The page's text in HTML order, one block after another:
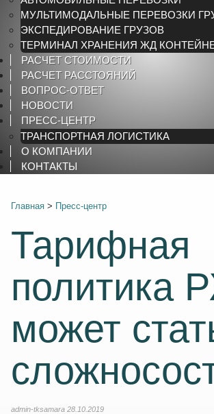
МУЛЬТИМОДАЛЬНЫЕ ПЕРЕВОЗКИ
ЭКСПЕДИРОВАНИЕ ГРУЗОВ
ТЕРМИНАЛ ХРАНЕНИЯ ЖД
РАСЧЕТ СТОИМОСТИ
РАСЧЕТ РАССТОЯНИЙ
ВОПРОС-ОТВЕТ
НОВОСТИ
ПРЕСС-ЦЕНТР
ТРАНСПОРТНАЯ ЛОГИСТИКА
О КОМПАНИИ
КОНТАКТЫ
Главная> Пресс-центр
Тарифная
политика
может
admin-tksamara 28.10.2019